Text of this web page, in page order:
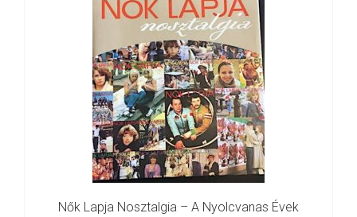
Nők Lapja Nosztalgia – A Nyolcvanas Évek